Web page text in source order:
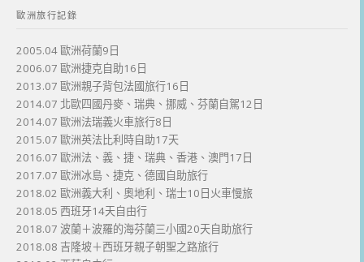
歐洲旅行記錄
2005.04 歐洲荷蘭9日
2006.07 歐洲捷克自助16日
2013.07 歐洲親子背包法國旅行16日
2014.07 北歐四國丹麥、瑞典、挪威、芬蘭自駕12日
2014.07 歐洲法瑞義火車旅行8日
2015.07 歐洲英法比利時自助17天
2016.07 歐洲法、義、捷、瑞典、香港、澳門17日
2017.07 歐洲冰島、捷克、德國自助旅行
2018.02 歐洲義大利、奧地利、瑞士10日火車慢旅
2018.05 西班牙14天自由行
2018.07 波蘭＋波羅的海芬蘭三小國20天自助旅行
2018.08 吉隆坡＋西班牙親子朝聖之路旅行